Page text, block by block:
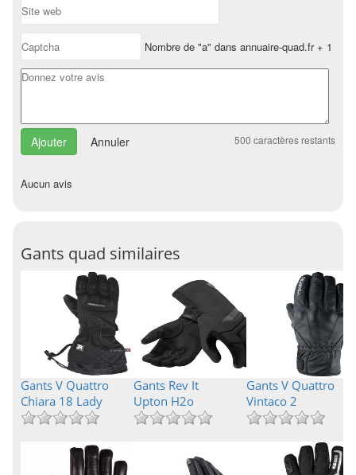
Nombre de "a" dans annuaire-quad.fr + 1
Annuler 500 caractères restants
Aucun avis
Gants quad similaires
Gants V Quattro
Chiara 18 Lady
Gants Rev It
Upton H2o
Gants V Quattro
Vintaco 2